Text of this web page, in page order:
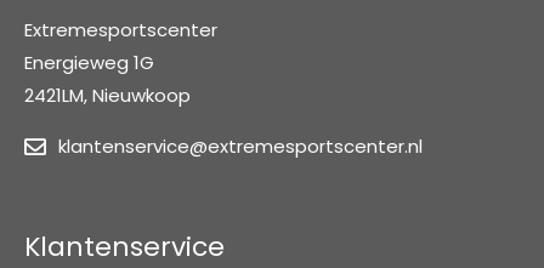
Extremesportscenter
Energieweg 1G
2421LM, Nieuwkoop
klantenservice@extremesportscenter.nl
Klantenservice